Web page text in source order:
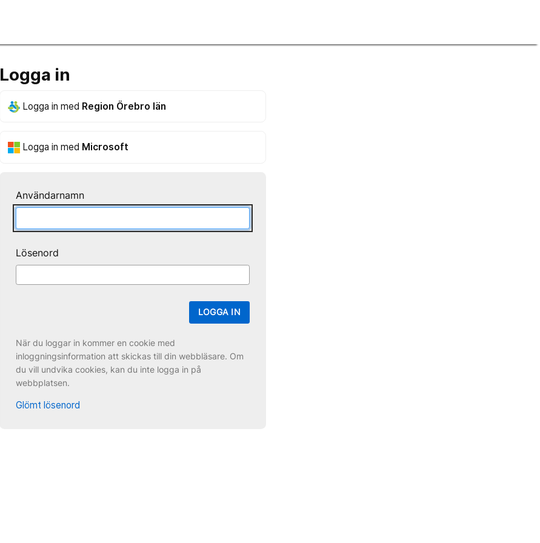
Logga in
Logga in med Region Örebro län
Logga in med Microsoft
Användarnamn
Lösenord
LOGGA IN
När du loggar in kommer en cookie med
inloggningsinformation att skickas till din webbläsare. Om
du vill undvika cookies, kan du inte logga in på
webbplatsen.
Glömt lösenord